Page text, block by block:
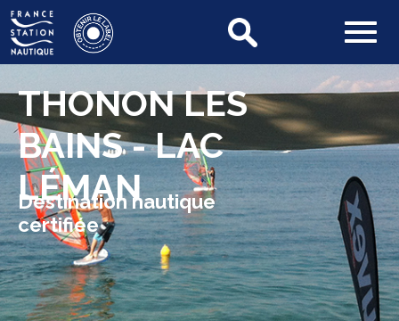
THONON LES
BAINS - LAC
LÉMAN
Destination nautique
certifiée